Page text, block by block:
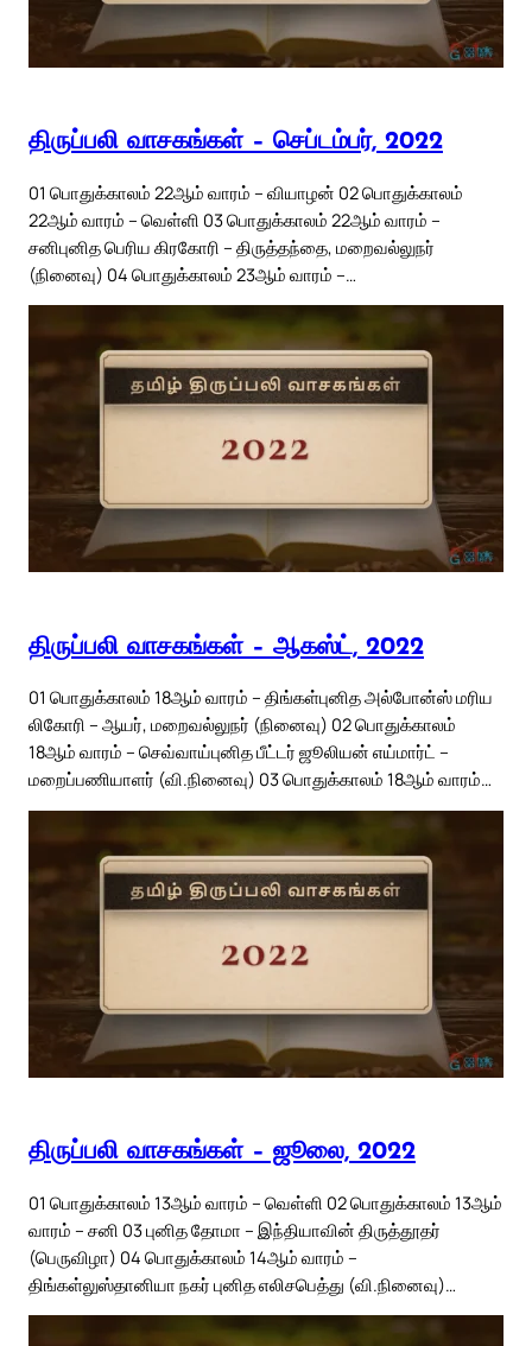
திருப்பலி வாசகங்கள் – செப்டம்பர், 2022
01 பொதுக்காலம் 22ஆம் வாரம் – வியாழன் 02 பொதுக்காலம்
22ஆம் வாரம் – வெள்ளி 03 பொதுக்காலம் 22ஆம் வாரம் –
சனிபுனித பெரிய கிரகோரி – திருத்தந்தை, மறைவல்லுநர்
(நினைவு) 04 பொதுக்காலம் 23ஆம் வாரம் –…
திருப்பலி வாசகங்கள் – ஆகஸ்ட், 2022
01 பொதுக்காலம் 18ஆம் வாரம் – திங்கள்புனித அல்போன்ஸ் மரிய
லிகோரி – ஆயர், மறைவல்லுநர் (நினைவு) 02 பொதுக்காலம்
18ஆம் வாரம் – செவ்வாய்புனித பீட்டர் ஜூலியன் எய்மார்ட் –
மறைப்பணியாளர் (வி.நினைவு) 03 பொதுக்காலம் 18ஆம் வாரம்…
திருப்பலி வாசகங்கள் – ஜூலை, 2022
01 பொதுக்காலம் 13ஆம் வாரம் – வெள்ளி 02 பொதுக்காலம் 13ஆம்
வாரம் – சனி 03 புனித தோமா – இந்தியாவின் திருத்தூதர்
(பெருவிழா) 04 பொதுக்காலம் 14ஆம் வாரம் –
திங்கள்லுஸ்தானியா நகர் புனித எலிசபெத்து (வி.நினைவு)…